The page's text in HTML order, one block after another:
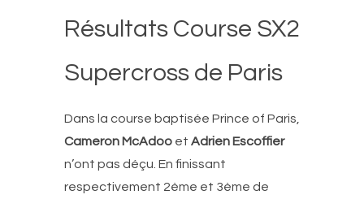
Résultats Course SX2
Supercross de Paris
Dans la course baptisée Prince of Paris,
Cameron McAdoo et Adrien Escoffier
n’ont pas déçu. En finissant
respectivement 2ème et 3ème de